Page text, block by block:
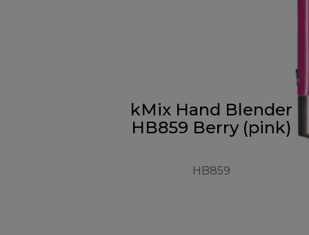
kMix Hand Blender
HB859 Berry (pink)
HB859